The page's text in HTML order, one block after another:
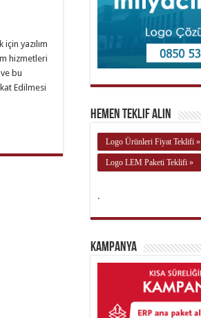
yazılım
hizmetleri
bu
Edilmesi
Hemen Teklif Alın
Logo Ürünleri Fiyat Teklifi »
Logo LEM Paketi Teklifi »
.
Kampanya